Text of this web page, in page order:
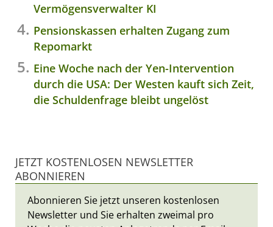
Vermögensverwalter KI
Pensionskassen erhalten Zugang zum
Repomarkt
Eine Woche nach der Yen-Intervention
durch die USA: Der Westen kauft sich Zeit,
die Schuldenfrage bleibt ungelöst
JETZT KOSTENLOSEN NEWSLETTER
ABONNIEREN
Abonnieren Sie jetzt unseren kostenlosen
Newsletter und Sie erhalten zweimal pro